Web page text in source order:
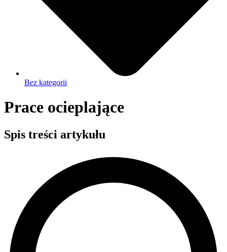
Bez kategorii
Prace ocieplające
Spis treści artykułu